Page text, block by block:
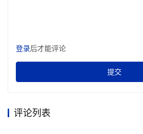
登录后才能评论
提交
评论列表